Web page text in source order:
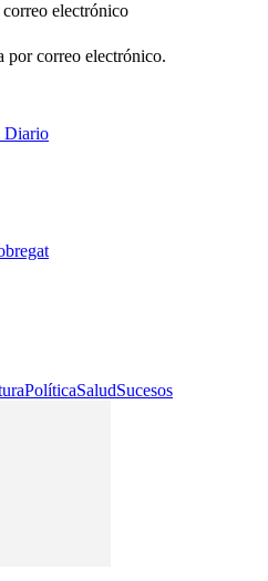
correo electrónico
por correo electrónico.
PolíticaSaludSucesos